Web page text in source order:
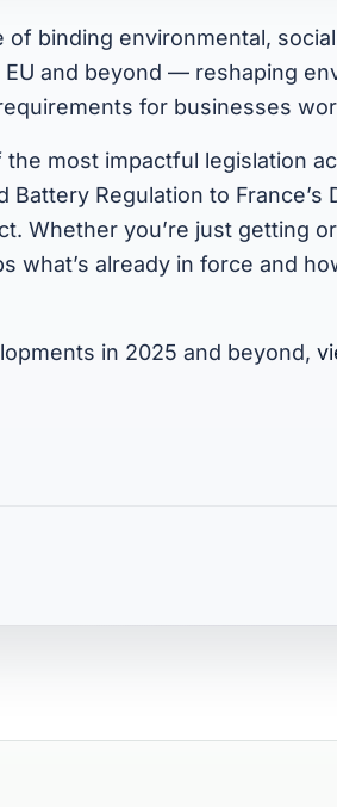
binding environmental,
and beyond — reshaping
for businesses
most impactful legislation
Regulation to France’s
Whether you’re just getting
what’s already in force and
in 2025 and beyond,